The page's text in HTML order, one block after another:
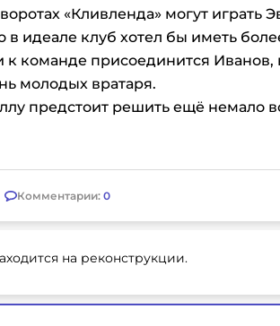
«Кливленда» могут играть
в идеале клуб хотел бы иметь
к команде присоединится Иванов,
молодых вратаря.
предстоит решить ещё немало
Комментарии: 0
на реконструкции.